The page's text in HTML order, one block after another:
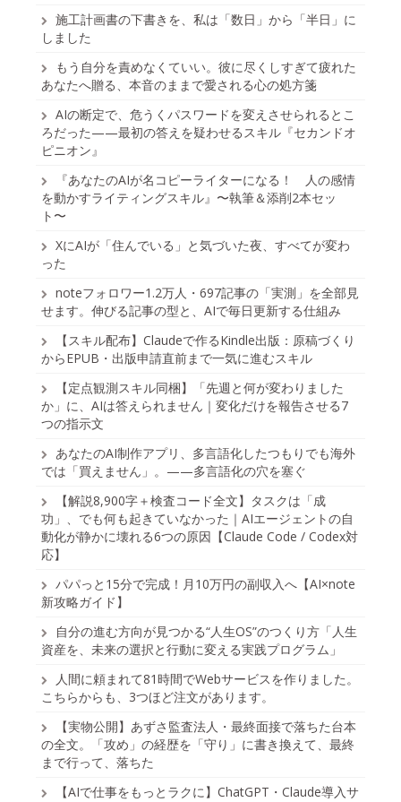
施工計画書の下書きを、私は「数日」から「半日」に
しました
もう自分を責めなくていい。彼に尽くしすぎて疲れた
あなたへ贈る、本音のままで愛される心の処方箋
AIの断定で、危うくパスワードを変えさせられるとこ
ろだった——最初の答えを疑わせるスキル『セカンドオ
ピニオン』
『あなたのAIが名コピーライターになる！ 人の感情
を動かすライティングスキル』〜執筆＆添削2本セッ
ト〜
XにAIが「住んでいる」と気づいた夜、すべてが変わ
った
noteフォロワー1.2万人・697記事の「実測」を全部見
せます。伸びる記事の型と、AIで毎日更新する仕組み
【スキル配布】Claudeで作るKindle出版：原稿づくり
からEPUB・出版申請直前まで一気に進むスキル
【定点観測スキル同梱】「先週と何が変わりました
か」に、AIは答えられません｜変化だけを報告させる7
つの指示文
あなたのAI制作アプリ、多言語化したつもりでも海外
では「買えません」。——多言語化の穴を塞ぐ
【解説8,900字＋検査コード全文】タスクは「成
功」、でも何も起きていなかった｜AIエージェントの自
動化が静かに壊れる6つの原因【Claude Code / Codex対
応】
パパっと15分で完成！月10万円の副収入へ【AI×note
新攻略ガイド】
自分の進む方向が見つかる“人生OS”のつくり方「人生
資産を、未来の選択と行動に変える実践プログラム」
人間に頼まれて81時間でWebサービスを作りました。
こちらからも、3つほど注文があります。
【実物公開】あずさ監査法人・最終面接で落ちた台本
の全文。「攻め」の経歴を「守り」に書き換えて、最終
まで行って、落ちた
【AIで仕事をもっとラクに】ChatGPT・Claude導入サ